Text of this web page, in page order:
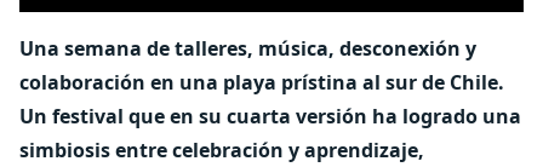
Una semana de talleres, música, desconexión y
colaboración en una playa prístina al sur de Chile.
Un festival que en su cuarta versión ha logrado una
simbiosis entre celebración y aprendizaje,